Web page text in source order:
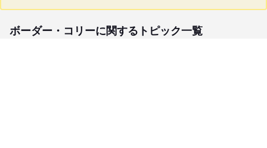
ボーダー・コリーに関するトピック一覧